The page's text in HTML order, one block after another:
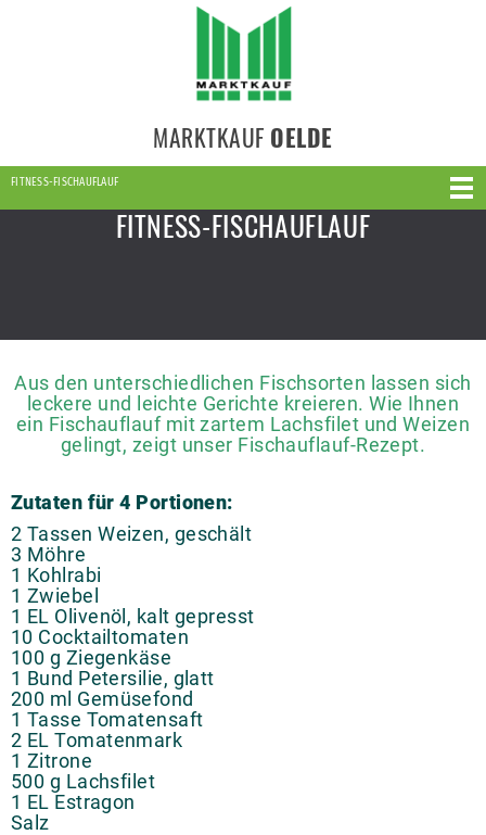
MARKTKAUF OELDE
FITNESS-FISCHAUFLAUF
FITNESS-FISCHAUFLAUF
Aus den unterschiedlichen Fischsorten lassen sich
leckere und leichte Gerichte kreieren. Wie Ihnen
ein Fischauflauf mit zartem Lachsfilet und Weizen
gelingt, zeigt unser Fischauflauf-Rezept.
Zutaten für 4 Portionen:
2 Tassen Weizen, geschält
3 Möhre
1 Kohlrabi
1 Zwiebel
1 EL Olivenöl, kalt gepresst
10 Cocktailtomaten
100 g Ziegenkäse
1 Bund Petersilie, glatt
200 ml Gemüsefond
1 Tasse Tomatensaft
2 EL Tomatenmark
1 Zitrone
500 g Lachsfilet
1 EL Estragon
Salz